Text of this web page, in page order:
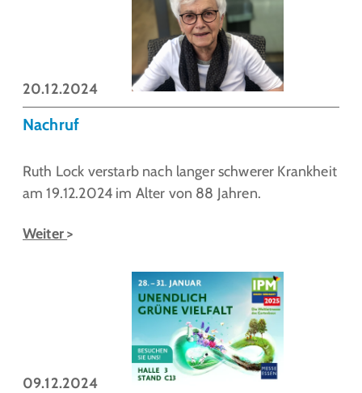
Nachruf
Ruth Lock verstarb nach langer schwerer Krankheit
am 19.12.2024 im Alter von 88 Jahren.
Weiter
20.12.2024
09.12.2024